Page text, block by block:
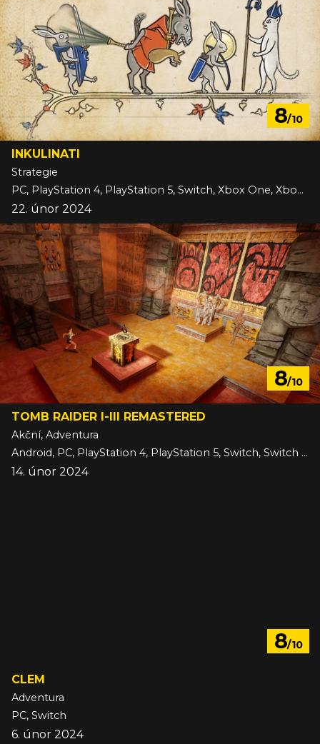
8/10
INKULINATI
Strategie
PC, PlayStation 4, PlayStation 5, Switch, Xbox One, Xbox Series
22. únor 2024
8/10
TOMB RAIDER I-III REMASTERED
Akční, Adventura
Android, PC, PlayStation 4, PlayStation 5, Switch, Switch 2, Xbox One, Xbox Series, iOS
14. únor 2024
8/10
CLEM
Adventura
PC, Switch
6. únor 2024